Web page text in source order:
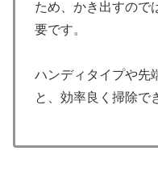
ため、かき出すので
要です。
ハンディタイプや先
と、効率良く掃除で